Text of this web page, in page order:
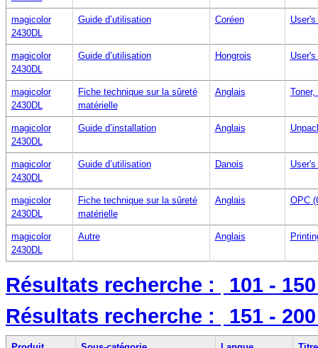
magicolor
2430DL
Guide d’utilisation Coréen
magicolor
2430DL
Guide d’utilisation Hongrois
magicolor
2430DL
Fiche technique sur la sûreté
matérielle
Anglais
magicolor
2430DL
Guide d’installation Anglais
magicolor
2430DL
Guide d’utilisation Danois
magicolor
2430DL
Fiche technique sur la sûreté
matérielle
Anglais OPC
magicolor
2430DL
Autre Anglais
Résultats recherche :
101 -
Résultats recherche :
151 -